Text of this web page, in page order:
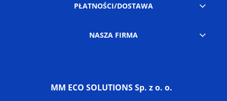
PŁATNOŚCI/DOSTAWA
NASZA FIRMA
MM ECO SOLUTIONS Sp. z o. o.